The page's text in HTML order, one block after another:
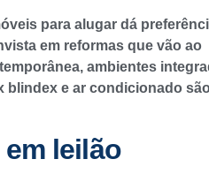
para alugar dá
em reformas que vão ao
ambientes
blindex e ar condicionado
leilão